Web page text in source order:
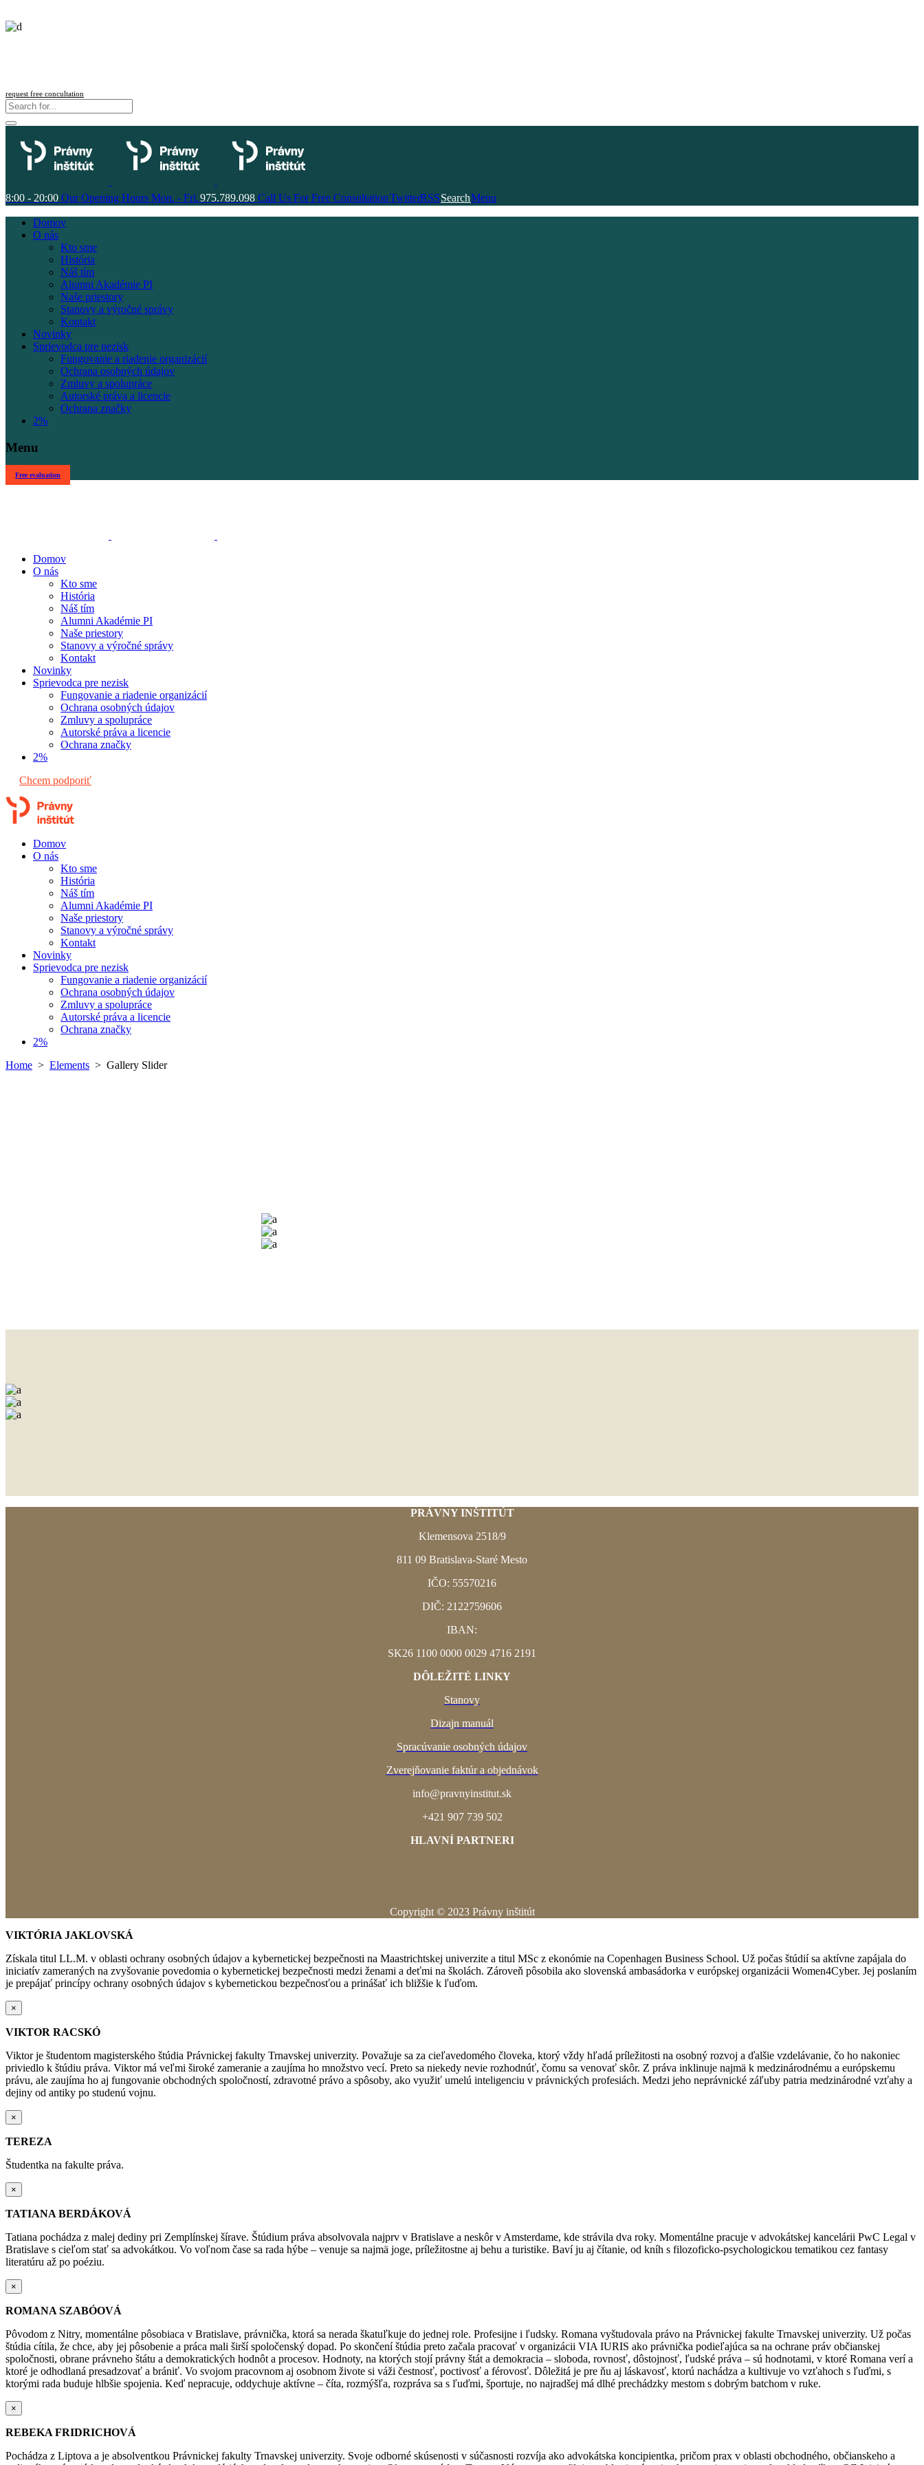
request free concultation
8:00 - 20:00 Our Opening Hours Mon. - Fri.975.789.098 Call Us For Free ConsultationTwitterRSSSearchMenu
Domov
O nás
Kto sme
História
Náš tím
Alumni Akadémie PI
Naše priestory
Stanovy a výročné správy
Kontakt
Novinky
Sprievodca pre nezisk
Fungovanie a riadenie organizácií
Ochrana osobných údajov
Zmluvy a spolupráce
Autorské práva a licencie
Ochrana značky
2%
Menu
Free evaluation
Domov
O nás
Kto sme
História
Náš tím
Alumni Akadémie PI
Naše priestory
Stanovy a výročné správy
Kontakt
Novinky
Sprievodca pre nezisk
Fungovanie a riadenie organizácií
Ochrana osobných údajov
Zmluvy a spolupráce
Autorské práva a licencie
Ochrana značky
2%
Chcem podporiť
Domov
O nás
Kto sme
História
Náš tím
Alumni Akadémie PI
Naše priestory
Stanovy a výročné správy
Kontakt
Novinky
Sprievodca pre nezisk
Fungovanie a riadenie organizácií
Ochrana osobných údajov
Zmluvy a spolupráce
Autorské práva a licencie
Ochrana značky
2%
Home > Elements > Gallery Slider
PRÁVNY INŠTITÚT
Klemensova 2518/9
811 09 Bratislava-Staré Mesto
IČO: 55570216
DIČ: 2122759606
IBAN:
SK26 1100 0000 0029 4716 2191
DÔLEŽITÉ LINKY
Stanovy
Dizajn manuál
Spracúvanie osobných údajov
Zverejňovanie faktúr a objednávok
info@pravnyinstitut.sk
+421 907 739 502
HLAVNÍ PARTNERI
Copyright © 2023 Právny inštitút
VIKTÓRIA JAKLOVSKÁ
Získala titul LL.M. v oblasti ochrany osobných údajov a kybernetickej bezpečnosti na Maastrichtskej univerzite a titul MSc z ekonómie na Copenhagen Business School. Už počas štúdií sa aktívne zapájala do
iniciatív zameraných na zvyšovanie povedomia o kybernetickej bezpečnosti medzi ženami a deťmi na školách. Zároveň pôsobila ako slovenská ambasádorka v európskej organizácii Women4Cyber. Jej poslaním
je prepájať princípy ochrany osobných údajov s kybernetickou bezpečnosťou a prinášať ich bližšie k ľuďom.
×
VIKTOR RACSKÓ
Viktor je študentom magisterského štúdia Právnickej fakulty Trnavskej univerzity. Považuje sa za cieľavedomého človeka, ktorý vždy hľadá príležitosti na osobný rozvoj a ďalšie vzdelávanie, čo ho nakoniec
priviedlo k štúdiu práva. Viktor má veľmi široké zameranie a zaujíma ho množstvo vecí. Preto sa niekedy nevie rozhodnúť, čomu sa venovať skôr. Z práva inklinuje najmä k medzinárodnému a európskemu
právu, ale zaujíma ho aj fungovanie obchodných spoločností, zdravotné právo a spôsoby, ako využiť umelú inteligenciu v právnických profesiách. Medzi jeho neprávnické záľuby patria medzinárodné vzťahy a
dejiny od antiky po studenú vojnu.
×
TEREZA
Študentka na fakulte práva.
×
TATIANA BERDÁKOVÁ
Tatiana pochádza z malej dediny pri Zemplínskej šírave. Štúdium práva absolvovala najprv v Bratislave a neskôr v Amsterdame, kde strávila dva roky. Momentálne pracuje v advokátskej kancelárii PwC Legal v
Bratislave s cieľom stať sa advokátkou. Vo voľnom čase sa rada hýbe – venuje sa najmä joge, príležitostne aj behu a turistike. Baví ju aj čítanie, od kníh s filozoficko-psychologickou tematikou cez fantasy
literatúru až po poéziu.
×
ROMANA SZABÓOVÁ
Pôvodom z Nitry, momentálne pôsobiaca v Bratislave, právnička, ktorá sa nerada škatuľkuje do jednej role. Profesijne i ľudsky. Romana vyštudovala právo na Právnickej fakulte Trnavskej univerzity. Už počas
štúdia cítila, že chce, aby jej pôsobenie a práca mali širší spoločenský dopad. Po skončení štúdia preto začala pracovať v organizácii VIA IURIS ako právnička podieľajúca sa na ochrane práv občianskej
spoločnosti, obrane právneho štátu a demokratických hodnôt a procesov. Hodnoty, na ktorých stojí právny štát a demokracia – sloboda, rovnosť, dôstojnosť, ľudské práva – sú hodnotami, v ktoré Romana verí a
ktoré je odhodlaná presadzovať a brániť. Vo svojom pracovnom aj osobnom živote si váži čestnosť, poctivosť a férovosť. Dôležitá je pre ňu aj láskavosť, ktorú nachádza a kultivuje vo vzťahoch s ľuďmi, s
ktorými rada buduje hlbšie spojenia. Keď nepracuje, oddychuje aktívne – číta, rozmýšľa, rozpráva sa s ľuďmi, športuje, no najradšej má dlhé prechádzky mestom s dobrým batchom v ruke.
×
REBEKA FRIDRICHOVÁ
Pochádza z Liptova a je absolventkou Právnickej fakulty Trnavskej univerzity. Svoje odborné skúsenosti v súčasnosti rozvíja ako advokátska koncipientka, pričom prax v oblasti obchodného, občianskeho a